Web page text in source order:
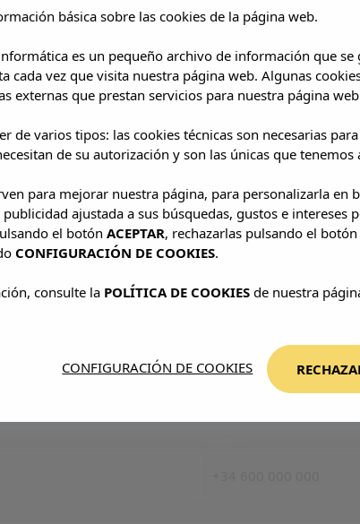
Apellidos
básica sobre las cookies de la página web.
es un pequeño archivo de información que se
cada vez que visita nuestra página web. Algunas
externas que prestan servicios para nuestra página
de varios tipos: las cookies técnicas son necesarias
de su autorización y son las únicas que tenemos
para mejorar nuestra página, para personalizarla en
ajustada a sus búsquedas, gustos e intereses
el botón ACEPTAR, rechazarlas pulsando el botón
CONFIGURACIÓN DE COOKIES.
consulte la POLÍTICA DE COOKIESde nuestra
CONFIGURACIÓN DE COOKIES